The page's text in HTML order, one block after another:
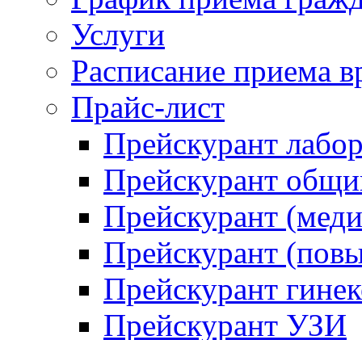
Услуги
Расписание приема
Прайс-лист
Прейскурант
Прейскурант
Прейскурант
Прейскурант
Прейскурант
Прейскурант УЗИ